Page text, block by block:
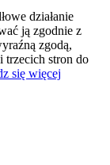
działanie
ją zgodnie z
zgodą,
trzecich stron do
się więcej